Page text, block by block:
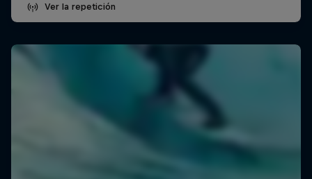
Ver la repetición